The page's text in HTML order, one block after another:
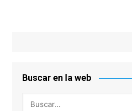
Buscar en la web